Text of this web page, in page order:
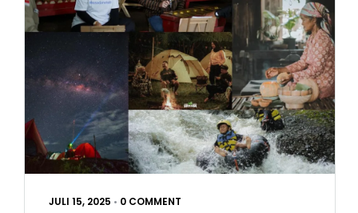
JULI 15, 2025 • 0 COMMENT